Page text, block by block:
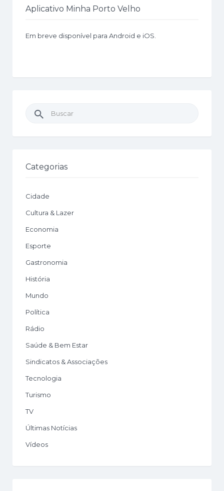
Aplicativo Minha Porto Velho
Em breve disponível para Android e iOS.
Buscar
por:
Categorias
Cidade
Cultura & Lazer
Economia
Esporte
Gastronomia
História
Mundo
Política
Rádio
Saúde & Bem Estar
Sindicatos & Associações
Tecnologia
Turismo
TV
Últimas Notícias
Vídeos